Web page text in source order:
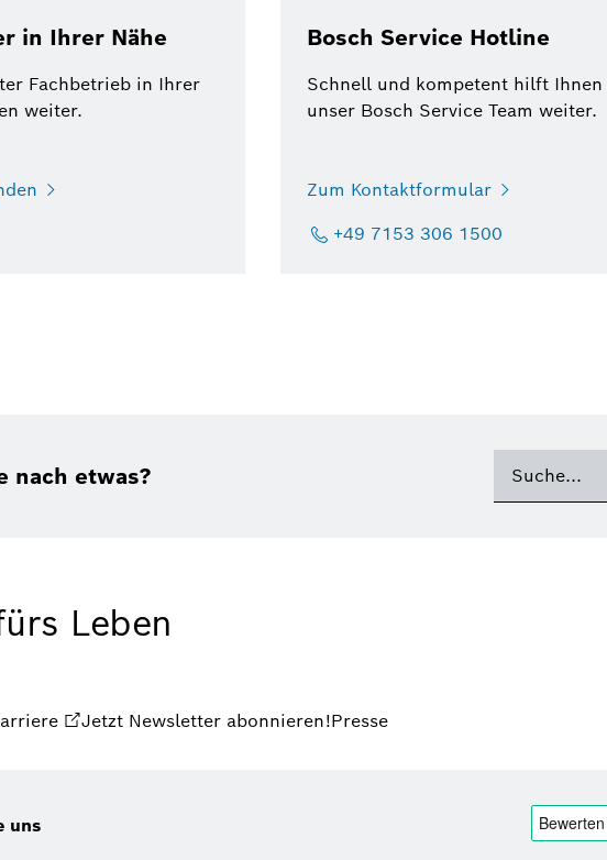
in Ihrer Nähe
Fachbetrieb in Ihrer
weiter.
Bosch Service Hotline
Schnell und kompetent hilft Ihnen
unser Bosch Service Team weiter.
Zum Kontaktformular
+49 7153 306 1500
nach etwas?
Leben
Jetzt Newsletter abonnieren!Presse
uns